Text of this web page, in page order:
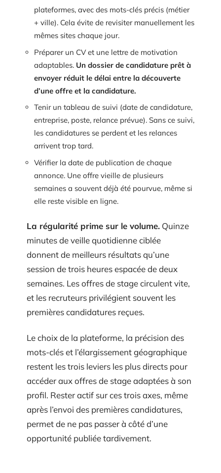
plateformes, avec des mots-clés précis (métier
+ ville). Cela évite de revisiter manuellement les
mêmes sites chaque jour.
Préparer un CV et une lettre de motivation
adaptables. Un dossier de candidature prêt à
envoyer réduit le délai entre la découverte
d’une offre et la candidature.
Tenir un tableau de suivi (date de candidature,
entreprise, poste, relance prévue). Sans ce suivi,
les candidatures se perdent et les relances
arrivent trop tard.
Vérifier la date de publication de chaque
annonce. Une offre vieille de plusieurs
semaines a souvent déjà été pourvue, même si
elle reste visible en ligne.
La régularité prime sur le volume. Quinze
minutes de veille quotidienne ciblée
donnent de meilleurs résultats qu’une
session de trois heures espacée de deux
semaines. Les offres de stage circulent vite,
et les recruteurs privilégient souvent les
premières candidatures reçues.
Le choix de la plateforme, la précision des
mots-clés et l’élargissement géographique
restent les trois leviers les plus directs pour
accéder aux offres de stage adaptées à son
profil. Rester actif sur ces trois axes, même
après l’envoi des premières candidatures,
permet de ne pas passer à côté d’une
opportunité publiée tardivement.